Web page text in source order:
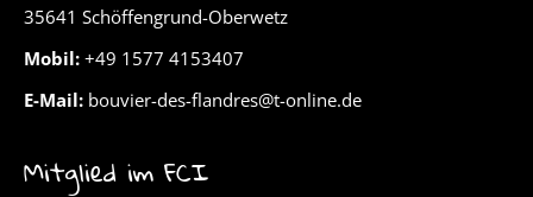
35641 Schöffengrund-Oberwetz
Mobil: +49 1577 4153407
E-Mail: bouvier-des-flandres@t-online.de
Mitglied im FCI